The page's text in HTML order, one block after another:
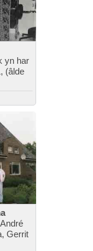
yn har
(âlde
Gerrit